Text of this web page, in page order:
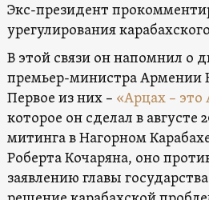
Экс-президент
урегулирования
В этой связи он напомнил о
премьер-министра Армении
Первое из них – «Арцах –
которое он сделал в августе
митинга в Нагорном
Роберта Кочаряна, оно
заявлению главы